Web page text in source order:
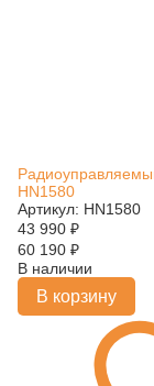
HN1580
Артикул: HN1580
43 990 ₽
60 190 ₽
В наличии
В корзину